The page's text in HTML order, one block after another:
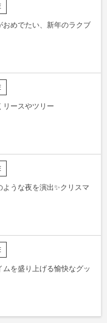
おめでたい、新年のラクブ
リースやツリー
うな夜を演出✨クリスマ
を盛り上げる愉快なグッ